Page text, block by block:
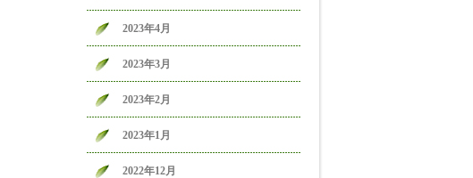
2023年4月
2023年3月
2023年2月
2023年1月
2022年12月